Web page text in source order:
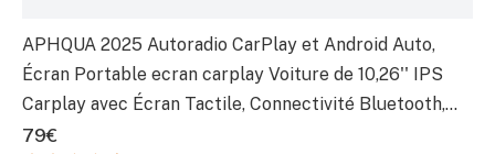
APHQUA 2025 Autoradio CarPlay et Android Auto,
Écran Portable ecran carplay Voiture de 10,26'' IPS
Carplay avec Écran Tactile, Connectivité Bluetooth,
Siri, Navigation GPS, Miroir Link, AUX/FM
79€